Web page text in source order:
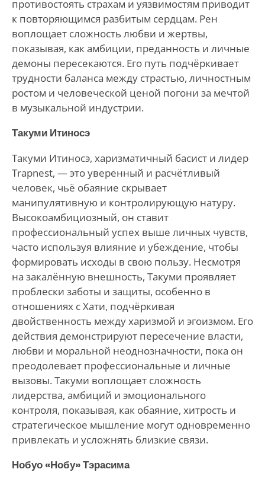
противостоять страхам и уязвимостям приводит
к повторяющимся разбитым сердцам. Рен
воплощает сложность любви и жертвы,
показывая, как амбиции, преданность и личные
демоны пересекаются. Его путь подчёркивает
трудности баланса между страстью, личностным
ростом и человеческой ценой погони за мечтой
в музыкальной индустрии.
Такуми Итиносэ
Такуми Итиносэ, харизматичный басист и лидер
Trapnest, — это уверенный и расчётливый
человек, чьё обаяние скрывает
манипулятивную и контролирующую натуру.
Высокоамбициозный, он ставит
профессиональный успех выше личных чувств,
часто используя влияние и убеждение, чтобы
формировать исходы в свою пользу. Несмотря
на закалённую внешность, Такуми проявляет
проблески заботы и защиты, особенно в
отношениях с Хати, подчёркивая
двойственность между харизмой и эгоизмом. Его
действия демонстрируют пересечение власти,
любви и моральной неоднозначности, пока он
преодолевает профессиональные и личные
вызовы. Такуми воплощает сложность
лидерства, амбиций и эмоционального
контроля, показывая, как обаяние, хитрость и
стратегическое мышление могут одновременно
привлекать и усложнять близкие связи.
Нобуо «Нобу» Тэрасима